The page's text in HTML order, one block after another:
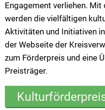
Engagement verliehen.
werden die vielfältigen
Aktivitäten und Initiativen
der Webseite der
zum Förderpreis und eine
Preisträger.